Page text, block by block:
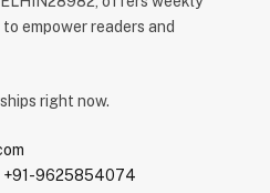
empower readers and
right now.
+91-9625854074